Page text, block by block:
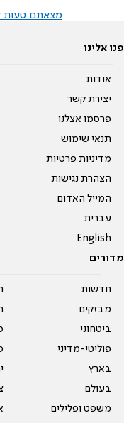
מצאתם טעות
פנו אלינו
אודות
יצירת קשר
פרסמו אצלנו
תנאי שימוש
מדיניות פרטיות
הצהרת נגישות
המייל האדום
עברית
English
מדורים
חדשות
מבזקים
ביטחוני
פוליטי-מדיני
בארץ
בעולם
משפט ופלילים